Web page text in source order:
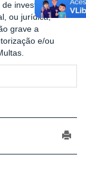
investimento
ou jurídica,
grave a
e/ou